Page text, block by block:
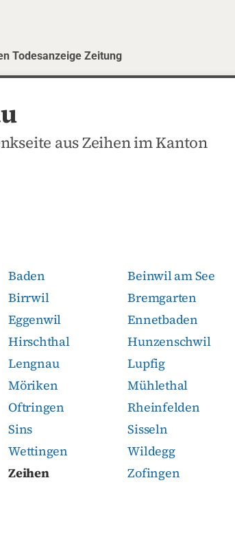
Todesanzeige Zeitung
aus Zeihen im Kanton
suchen
Baden
Beinwil am See
Birrwil
Bremgarten
Eggenwil
Ennetbaden
Hirschthal
Hunzenschwil
Lengnau
Lupfig
Möriken
Mühlethal
Oftringen
Rheinfelden
Sins
Sisseln
Wettingen
Wildegg
Zeihen Zofingen